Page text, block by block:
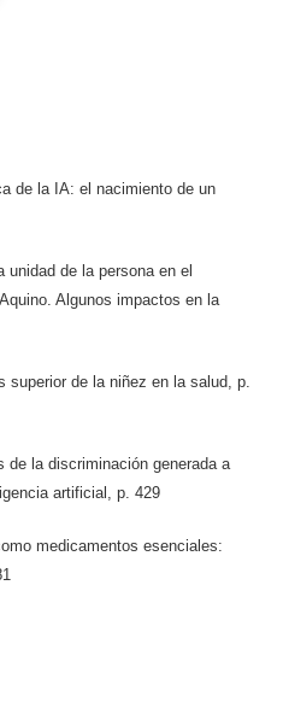
de la IA: el nacimiento de un
unidad de la persona en el
Algunos impactos en la
superior de la niñez en la salud, p.
de la discriminación generada a
artificial, p. 429
medicamentos esenciales: